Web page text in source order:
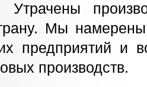
Мы намерены
предприятий и
производств.